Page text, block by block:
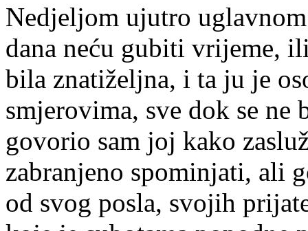
Nedjeljom ujutro
dana neću gubiti vrijeme,
bila znatiželjna, i ta ju je
smjerovima, sve dok se ne
govorio sam joj kako
zabranjeno spominjati, ali
od svog posla, svojih